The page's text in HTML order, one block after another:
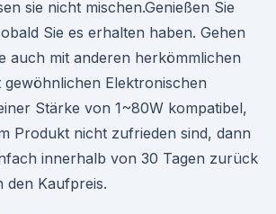
sie nicht mischen.Genießen Sie
Sie es erhalten haben. Gehen
auch mit anderen herkömmlichen
gewöhnlichen Elektronischen
Stärke von 1~80W kompatibel,
Produkt nicht zufrieden sind, dann
innerhalb von 30 Tagen zurück
den Kaufpreis.